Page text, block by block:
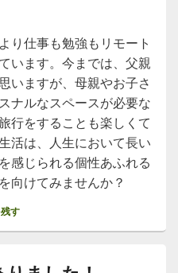
り仕事も勉強もリモート
います。今までは、父親
いますが、母親やお子さ
ナルなスペースが必要な
行をすることも楽しくて
活は、人生において長い
感じられる個性あふれる
向けてみませんか？
す